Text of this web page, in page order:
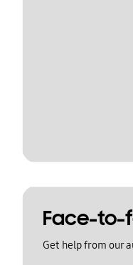
Face-to-
Get help from our